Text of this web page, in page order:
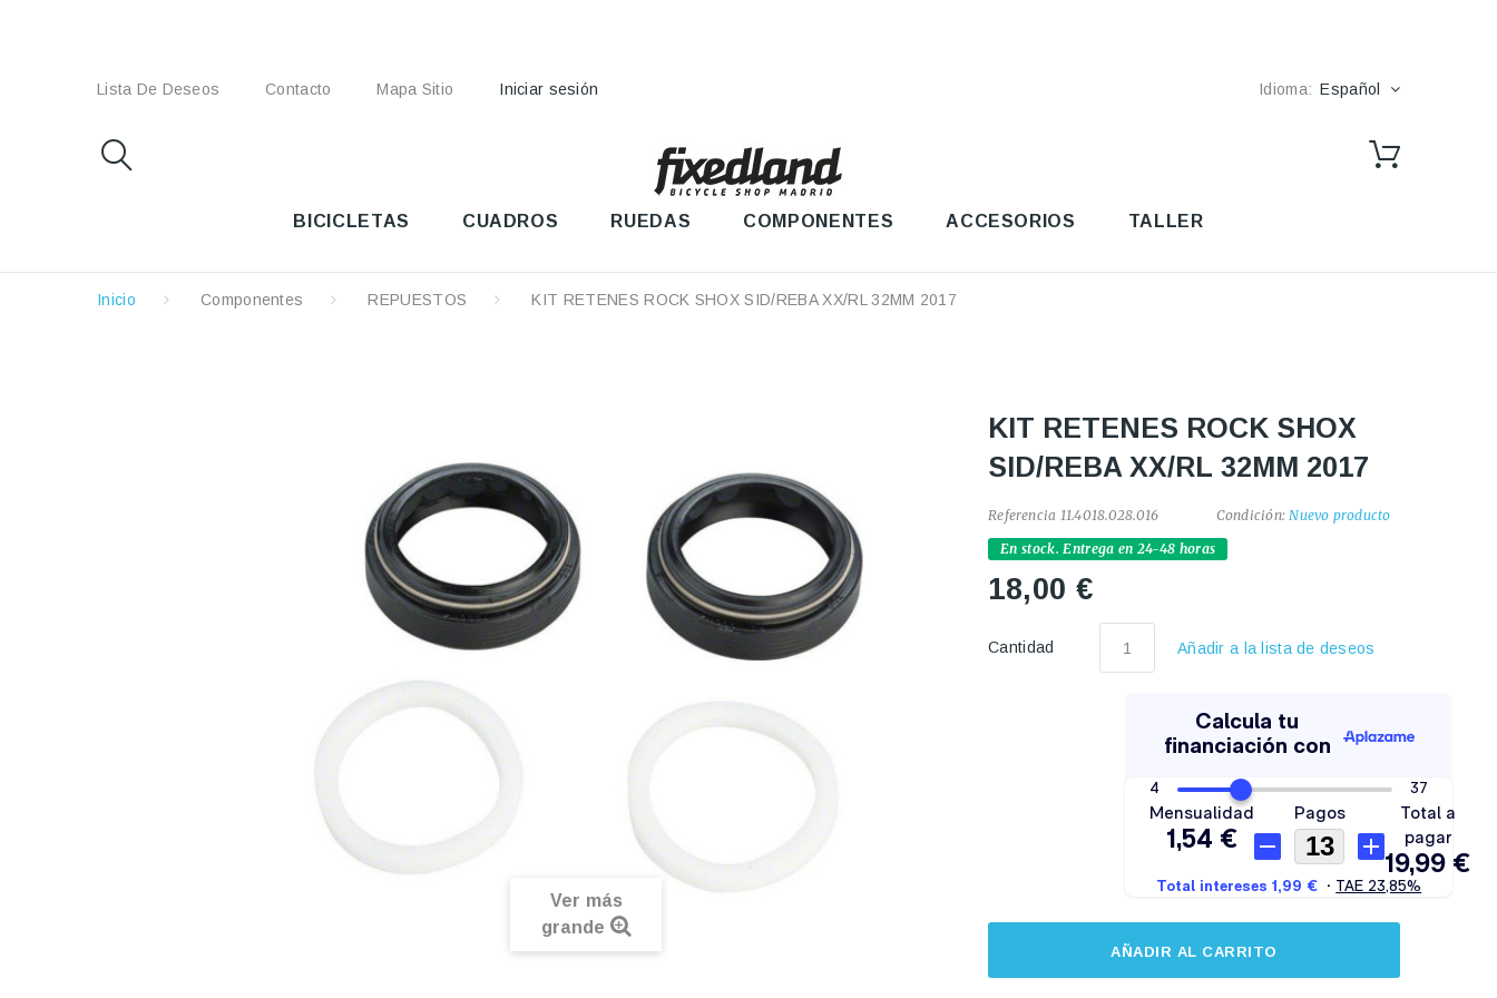
Lista De Deseos Contacto Mapa Sitio Iniciar sesión Idioma: Español
BICICLETAS CUADROS RUEDAS COMPONENTES ACCESORIOS TALLER
Inicio Componentes REPUESTOS KIT RETENES ROCK SHOX SID/REBA XX/RL 32MM 2017
Ver más
grande
KIT RETENES ROCK SHOX
SID/REBA XX/RL 32MM 2017
Referencia 11.4018.028.016 Condición: Nuevo producto
En stock. Entrega en 24-48 horas
18,00 €
Cantidad Añadir a la lista de deseos
AÑADIR AL CARRITO